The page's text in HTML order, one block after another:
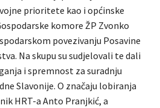
prioritete kao i općinske
komore ŽP Zvonko
povezivanju Posavine
Na skupu su sudjelovali te dali
i spremnost za suradnju
Slavonije. O značaju lobiranja
HRT-a Anto Pranjkić, a